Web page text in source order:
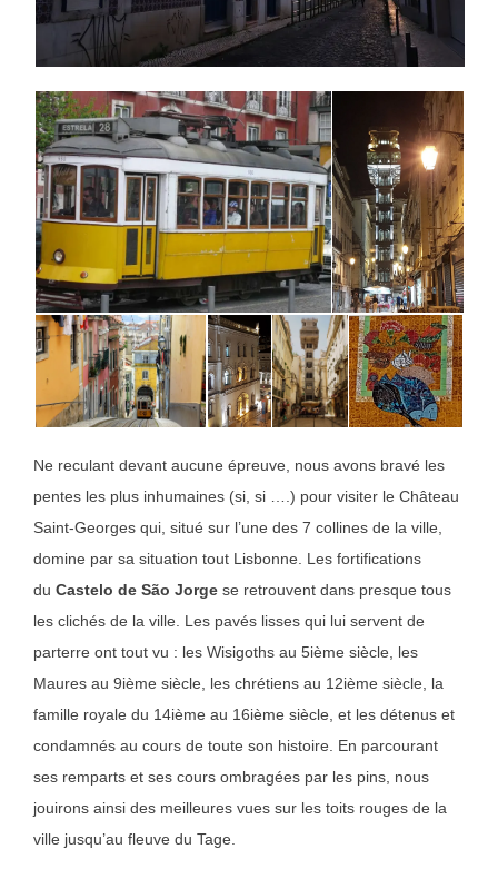
Ne reculant devant aucune épreuve, nous avons bravé les
pentes les plus inhumaines (si, si ….) pour visiter le Château
Saint-Georges qui, situé sur l’une des 7 collines de la ville,
domine par sa situation tout Lisbonne. Les fortifications
du Castelo de São Jorge se retrouvent dans presque tous
les clichés de la ville. Les pavés lisses qui lui servent de
parterre ont tout vu : les Wisigoths au 5ième siècle, les
Maures au 9ième siècle, les chrétiens au 12ième siècle, la
famille royale du 14ième au 16ième siècle, et les détenus et
condamnés au cours de toute son histoire. En parcourant
ses remparts et ses cours ombragées par les pins, nous
jouirons ainsi des meilleures vues sur les toits rouges de la
ville jusqu’au fleuve du Tage.